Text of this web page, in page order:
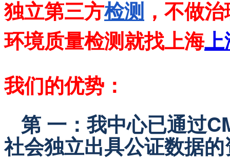
独立第三方检测 ，不做
环境质量检测就找上海上
我们的优势：
第 一：我中心已通过
社会独立出具公证数据